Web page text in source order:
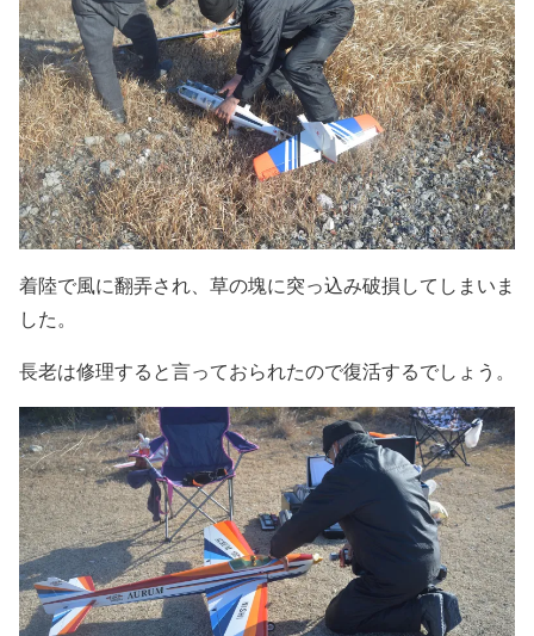
着陸で風に翻弄され、草の塊に突っ込み破損してしまいま
した。
長老は修理すると言っておられたので復活するでしょう。